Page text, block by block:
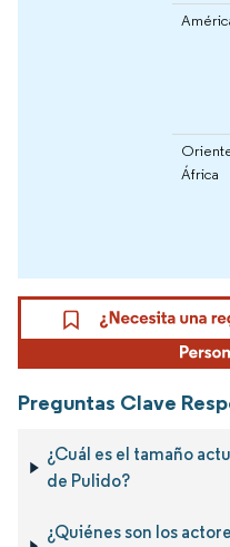
África
Preguntas Clave
¿Cuál es el tamaño
de Pulido?
¿Quiénes son los